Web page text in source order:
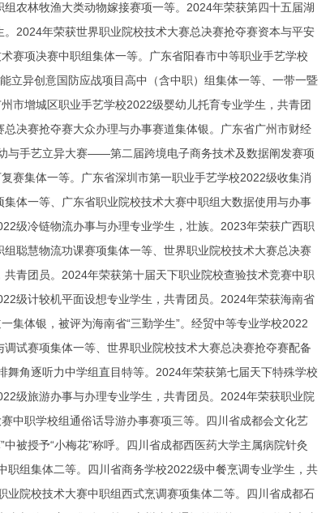
农林牧渔大类动物嫁接赛项一等。2024年荣获第四十五届湖
2024年荣获世界职业院校技术大赛总决赛抢夺赛资本与平安
项决赛中职组集体一等。广东省阳春市中等职业手艺学校
立异创意国防应战项目高中（含中职）组集体一等、一带一暨
增城区职业手艺学校2022级婴幼儿托育专业学生，共青团
决赛抢夺赛大众办理与办事赛道集体银。广东省广州市财经
与手艺立异大赛——第二届跨境电子商务技术及数据阐发赛项
赛集体一等。广东省深圳市第一职业手艺学校2022级收集消
体一等、广东省职业院校技术大赛中职组大数据使用与办事
级冷链物流办事与办理专业学生，壮族。2023年荣获广西职
聪慧物流功课赛项集体一等、世界职业院校技术大赛总决赛
青团员。2024年荣获第十届天下职业院校查验技术竞赛中职
级计较机平面设想专业学生，共青团员。2024年荣获海南省
集体银，被评为海南省“三勤学生”。经贸中等专业学校2022
试赛项集体一等、世界职业院校技术大赛总决赛抢夺赛配备
角逐听力中学组直目特等。2024年荣获第七届天下特殊学校
级旅游办事与办理专业学生，共青团员。2024年荣获职业院
中职学校组通俗话导游办事赛项三等。四川省成都会文化艺
被授予“小梅花”称呼。四川省成都西医药大学主属病院针灸
组集体二等。四川省商务学校2022级中餐烹调专业学生，共
院校技术大赛中职组西式烹调赛项集体二等。四川省成都石